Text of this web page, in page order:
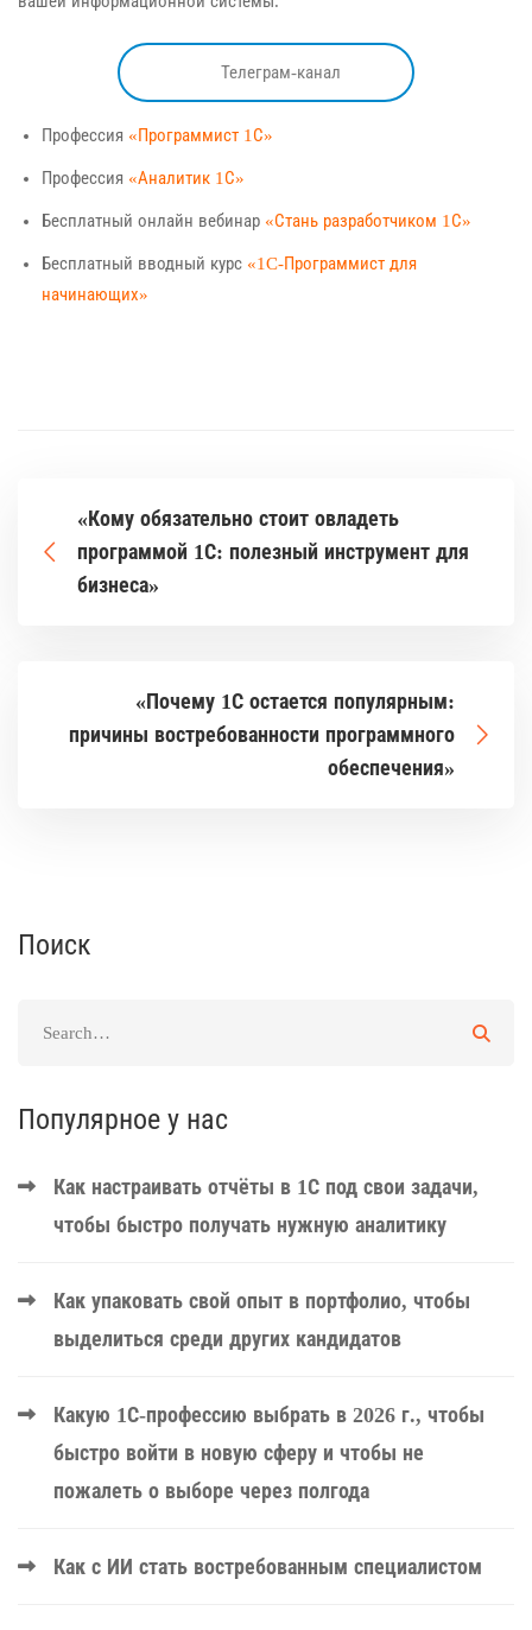
Телеграм-канал
Профессия «Программист 1С»
Профессия «Аналитик 1С»
Бесплатный онлайн вебинар «Стань разработчиком 1С»
Бесплатный вводный курс «1C-Программист для
начинающих»
«Кому обязательно стоит овладеть
программой 1С: полезный инструмент для
бизнеса»
«Почему 1С остается популярным:
причины востребованности программного
обеспечения»
Поиск
Популярное у нас
Как настраивать отчёты в 1С под свои задачи,
чтобы быстро получать нужную аналитику
Как упаковать свой опыт в портфолио, чтобы
выделиться среди других кандидатов
Какую 1С-профессию выбрать в 2026 г., чтобы
быстро войти в новую сферу и чтобы не
пожалеть о выборе через полгода
Как с ИИ стать востребованным специалистом